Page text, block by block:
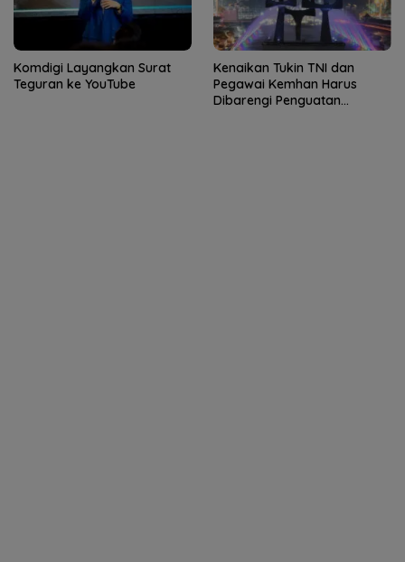
Komdigi Layangkan Surat
Teguran ke YouTube
Kenaikan Tukin TNI dan
Pegawai Kemhan Harus
Dibarengi Penguatan